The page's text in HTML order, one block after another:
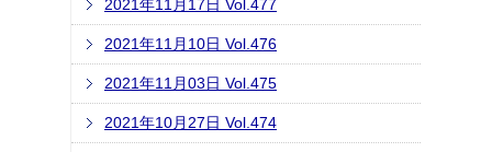
2021年11月17日 Vol.477
2021年11月10日 Vol.476
2021年11月03日 Vol.475
2021年10月27日 Vol.474